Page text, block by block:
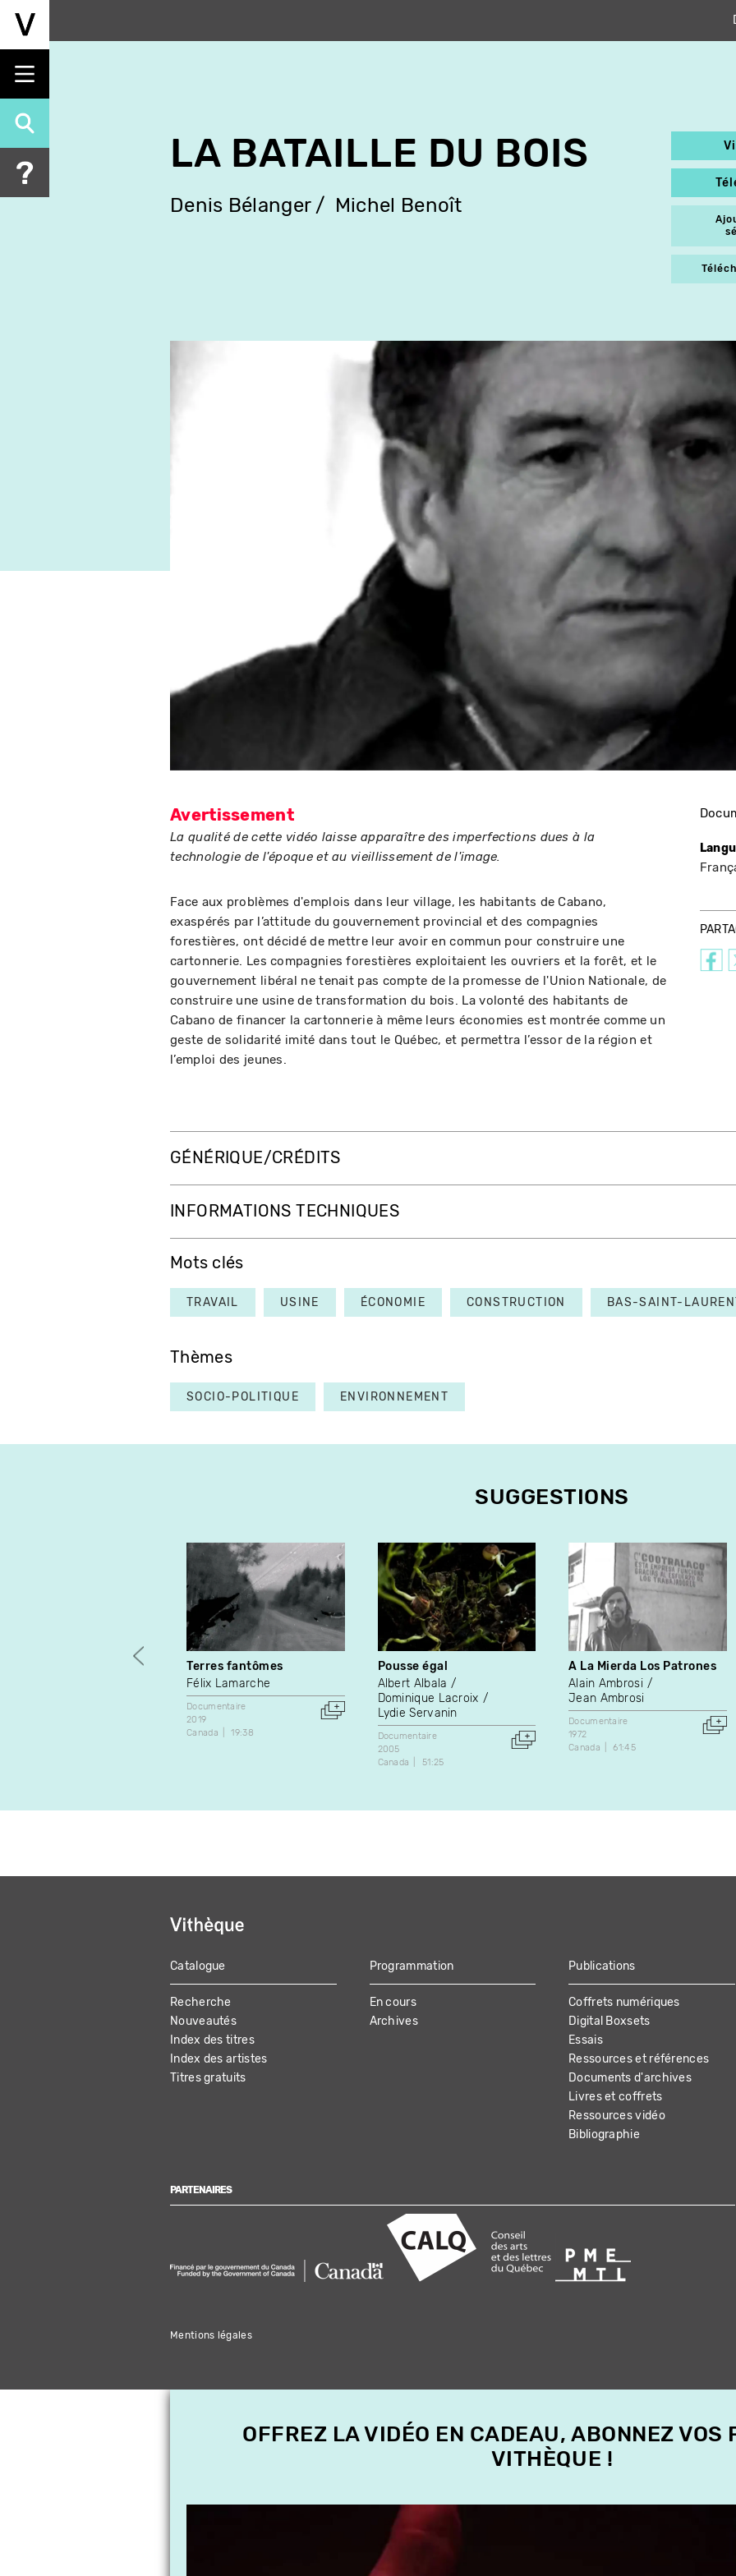
Aller
principal
LA BATAILLE DU BOIS
Denis Bélanger Michel Benoît
Avertissement
La qualité de cette vidéo laisse apparaître des imperfections dues à la
technologie de l'époque et au vieillissement de l'image.
Face aux problèmes d'emplois dans leur village, les habitants de Cabano,
exaspérés par l’attitude du gouvernement provincial et des compagnies
forestières, ont décidé de mettre leur avoir en commun pour construire une
cartonnerie. Les compagnies forestières exploitaient les ouvriers et la forêt, et le
gouvernement libéral ne tenait pas compte de la promesse de l'Union Nationale, de
construire une usine de transformation du bois. La volonté des habitants de
Cabano de financer la cartonnerie à même leurs économies est montrée comme un
geste de solidarité imité dans tout le Québec, et permettra l’essor de la région et
l’emploi des jeunes.
GÉNÉRIQUE/CRÉDITS
INFORMATIONS TECHNIQUES
Mots clés
TRAVAIL USINE ÉCONOMIE CONSTRUCTION BAS-SAINT-
Thèmes
SOCIO-POLITIQUE ENVIRONNEMENT
SUGGESTIONS
Terres fantômes
Félix Lamarche
Documentaire
2019
Canada
19:38
Pousse égal
Albert Albala
Dominique Lacroix
Lydie Servanin
Documentaire
2005
Canada
51:25
A La Mierda Los Patrones
Alain Ambrosi
Jean Ambrosi
Documentaire
1972
Canada
61:45
MAIN
NAVIGATION
Catalogue
Recherche
Nouveautés
Index des titres
Index des artistes
Titres gratuits
Programmation
En cours
Archives
Publications
Coffrets numériques
Digital Boxsets
Essais
Ressources et références
Documents d'archives
Livres et coffrets
Ressources vidéo
Bibliographie
PARTENAIRES
Mentions légales
OFFREZ LA VIDÉO EN CADEAU, ABONNEZ VOS
VITHÈQUE !